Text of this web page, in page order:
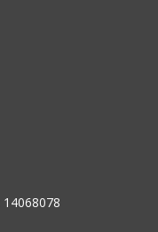
14068078